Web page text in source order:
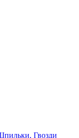
Гвозди